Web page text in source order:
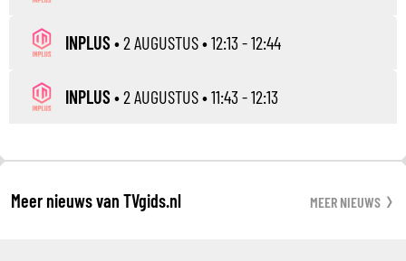
INPLUS •2 AUGUSTUS• 12:13 - 12:44
INPLUS •2 AUGUSTUS• 11:43 - 12:13
Meer nieuws van TVgids.nl MEER NIEUWS